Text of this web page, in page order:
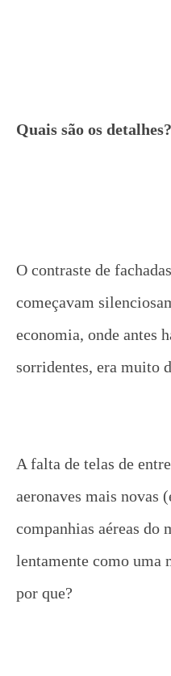
Quais são os detalhes?
O contraste de
começavam
economia, onde antes
sorridentes, era muito
A falta de telas de
aeronaves mais novas
companhias aéreas do
lentamente como uma
por que?